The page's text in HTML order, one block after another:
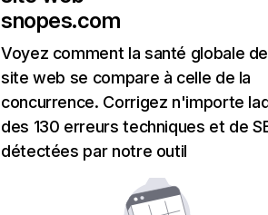
snopes.com
Voyez comment la santé globale
site web se compare à celle de la
concurrence. Corrigez n'importe
des 130 erreurs techniques et de
détectées par notre outil